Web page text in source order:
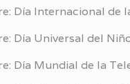
Día Internacional de
Día Universal del
Día Mundial de la